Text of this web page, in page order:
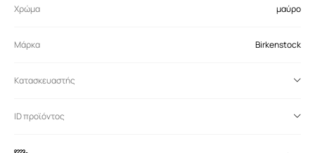
Χρώμα μαύρο
Μάρκα Birkenstock
Κατασκευαστής
ID προϊόντος